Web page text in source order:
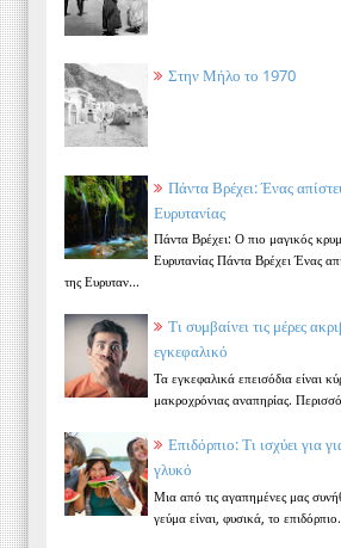
Στην Μήλο το 1970
Πάντα Βρέχει: Ένας
Ευρυτανίας
Πάντα Βρέχει: Ο πιο μαγικός
Ευρυτανίας Πάντα Βρέχει Ένας
της Ευρυταν...
Τι συμβαίνει τις μέρες
εγκεφαλικό
Τα εγκεφαλικά επεισόδια είναι
μακροχρόνιας αναπηρίας.
Επιδόρπιο: Τι ισχύει για
γλυκό
Μια από τις αγαπημένες μας
γεύμα είναι, φυσικά, το